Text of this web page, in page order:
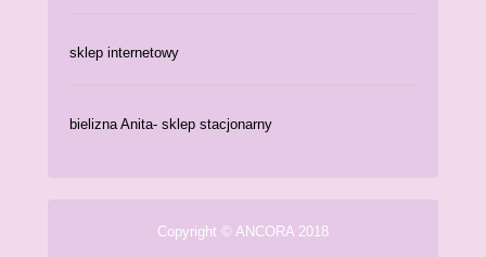
sklep internetowy
bielizna Anita- sklep stacjonarny
Copyright © ANCORA 2018